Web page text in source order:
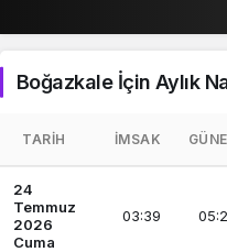
Boğazkale İçin Aylık
TARIH İMSAK
24
Temmuz
2026
Cuma
03:39